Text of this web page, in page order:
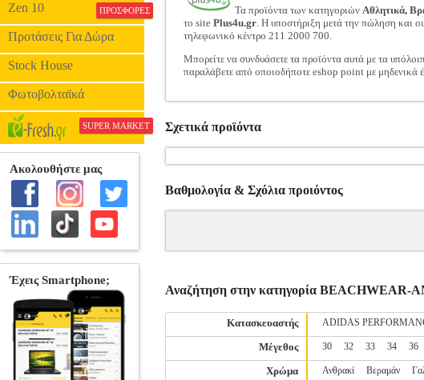
Zen 10 ΠΡΟΣΦΟΡΕΣ
Προτάσεις Για Δώρα
Stock House
Φωτοβολταϊκά
SUPER MARKET
Τα προϊόντα των κατηγοριών Αθλητικά,
το site Plus4u.gr. Η υποστήριξη μετά την πώληση και
τηλεφωνικό κέντρο 211 2000 700.
Μπορείτε να συνδυάσετε τα προϊόντα αυτά με τα
παραλάβετε από οποιοδήποτε eshop point με μηδενικά
Σχετικά προϊόντα
Βαθμολογία & Σχόλια προιόντος
Αναζήτηση στην κατηγορία
Κατασκευαστής ADIDAS
Μέγεθος 30 32 33 34 36
Χρώμα Ανθρακί Βεραμάν